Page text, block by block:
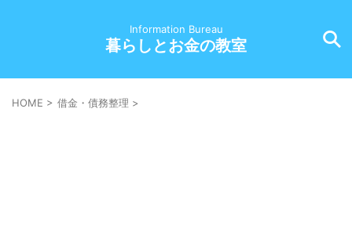
Information Bureau
暮らしとお金の教室
HOME > 借金・債務整理 >